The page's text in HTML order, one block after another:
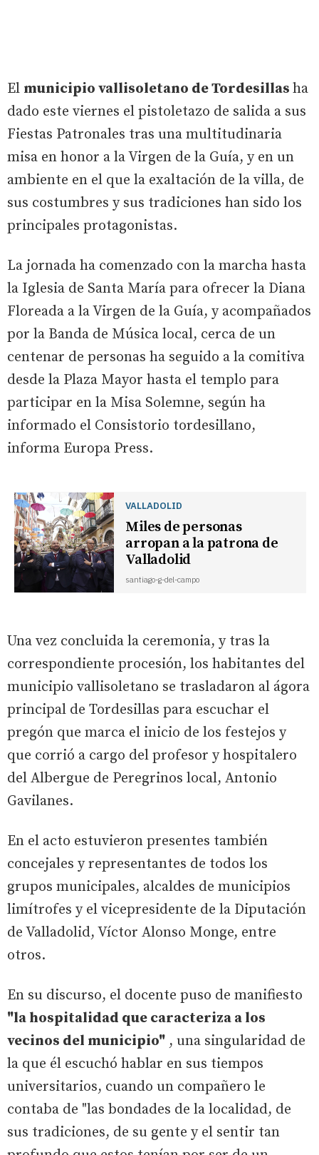
El municipio vallisoletano de Tordesillas ha
dado este viernes el pistoletazo de salida a sus
Fiestas Patronales tras una multitudinaria
misa en honor a la Virgen de la Guía, y en un
ambiente en el que la exaltación de la villa, de
sus costumbres y sus tradiciones han sido los
principales protagonistas.
La jornada ha comenzado con la marcha hasta
la Iglesia de Santa María para ofrecer la Diana
Floreada a la Virgen de la Guía, y acompañados
por la Banda de Música local, cerca de un
centenar de personas ha seguido a la comitiva
desde la Plaza Mayor hasta el templo para
participar en la Misa Solemne, según ha
informado el Consistorio tordesillano,
informa Europa Press.
VALLADOLID
Miles de personas
arropan a la patrona de
Valladolid
santiago-g-del-campo
Una vez concluida la ceremonia, y tras la
correspondiente procesión, los habitantes del
municipio vallisoletano se trasladaron al ágora
principal de Tordesillas para escuchar el
pregón que marca el inicio de los festejos y
que corrió a cargo del profesor y hospitalero
del Albergue de Peregrinos local, Antonio
Gavilanes.
En el acto estuvieron presentes también
concejales y representantes de todos los
grupos municipales, alcaldes de municipios
limítrofes y el vicepresidente de la Diputación
de Valladolid, Víctor Alonso Monge, entre
otros.
En su discurso, el docente puso de manifiesto
"la hospitalidad que caracteriza a los
vecinos del municipio" , una singularidad de
la que él escuchó hablar en sus tiempos
universitarios, cuando un compañero le
contaba de "las bondades de la localidad, de
sus tradiciones, de su gente y el sentir tan